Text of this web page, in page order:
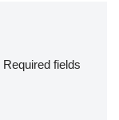
Required fields